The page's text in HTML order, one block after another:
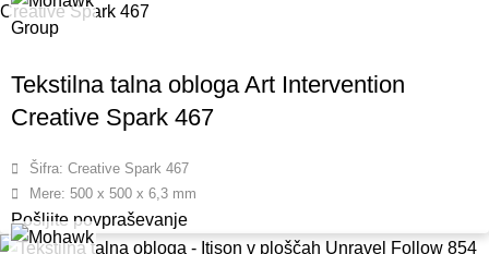
Tekstilna talna obloga Art Intervention
Creative Spark 467
Šifra: Creative Spark 467
Mere: 500 x 500 x 6,3 mm
Pošljite povpraševanje